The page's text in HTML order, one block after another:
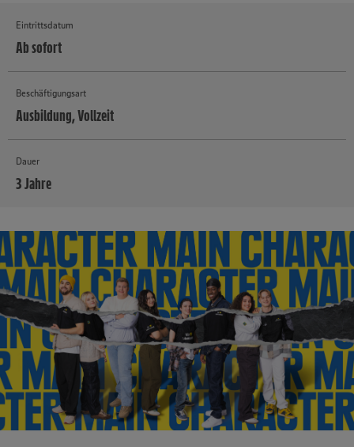
Eintrittsdatum
Ab sofort
Beschäftigungsart
Ausbildung, Vollzeit
Dauer
3 Jahre